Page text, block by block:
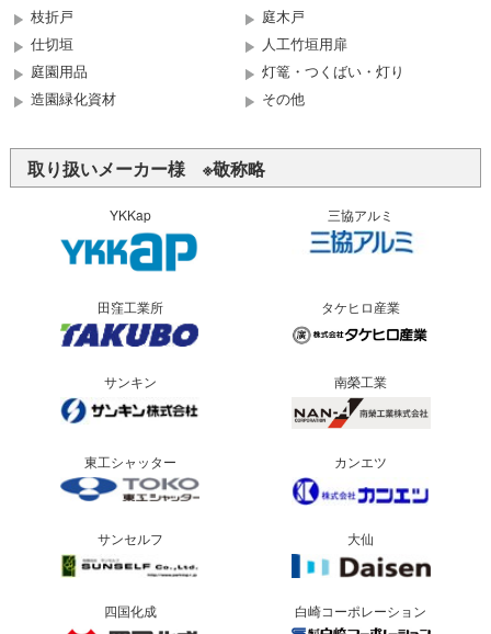
枝折戸
庭木戸
仕切垣
人工竹垣用扉
庭園用品
灯篭・つくばい・灯り
造園緑化資材
その他
取り扱いメーカー様 ※敬称略
YKKap 三協アルミ
田窪工業所 タケヒロ産業
サンキン 南榮工業
東工シャッター カンエツ
サンセルフ 大仙
四国化成 白崎コーポレーション